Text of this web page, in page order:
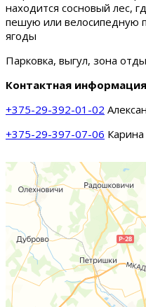
находится сосновый лес,
пешую или велосипедную
ягоды
Парковка, выгул, зона
Контактная информация
+375-29-392-01-02
+375-29-397-07-06 Карина